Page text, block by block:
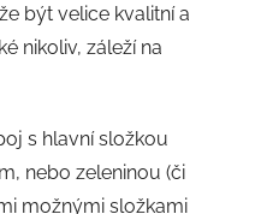
být velice kvalitní a
nikoliv, záleží na
s hlavní složkou
nebo zeleninou (či
možnými složkami